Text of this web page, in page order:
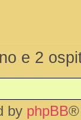
e 2
by phpBB®